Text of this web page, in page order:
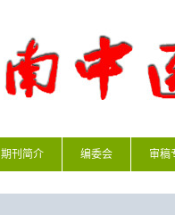
期刊简介 编委会 审稿